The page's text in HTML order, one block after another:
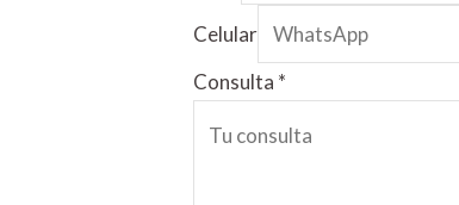
Celular
Consulta *